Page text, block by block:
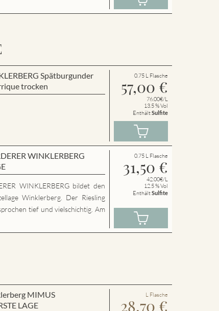
Spätburgunder
trocken
0.75 L Flasche
57,00 €
76.00€/L
13.5 % Vol
EnthältSulfite
WINKLERBERG
WINKLERBERG bildet den
Winklerberg. Der Riesling
tief und vielschichtig. Am
0.75 L Flasche
31,50 €
42.00€/L
12.5 % Vol
EnthältSulfite
MIMUS
LAGE
L Flasche
28,70 €